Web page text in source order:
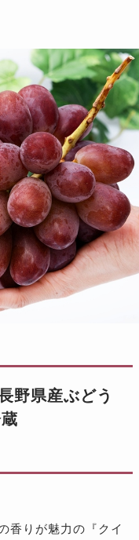
野県産ぶどう
香りが魅力の『クイ